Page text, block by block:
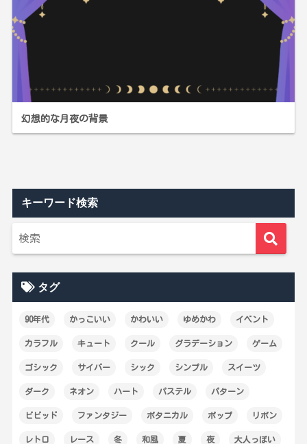
幻想的な月夜の背景
キーワード検索
タグ
90年代 かっこいい かわいい ゆめかわ イベント
カラフル キュート クール グラデーション ゲーム
ゴシック サイバー シック シンプル スイーツ
ダーク ネオン ハート パステル パターン
ビビッド ファンタジー ボタニカル ポップ リボン
レトロ レース 冬 和風 夏 夜 大人っぽい